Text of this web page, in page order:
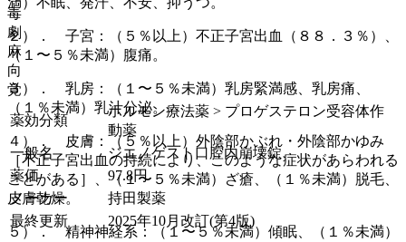
２）． 子宮：（５％以上）不正子宮出血（８８．３％）、
（１〜５％未満）腹痛。
３）． 乳房：（１〜５％未満）乳房緊満感、乳房痛、
（１％未満）乳汁分泌。
４）． 皮膚：（５％以上）外陰部かぶれ・外陰部かゆみ
［不正子宮出血の持続により、このような症状があらわれる
ことがある］、（１〜５％未満）ざ瘡、（１％未満）脱毛、
皮膚乾燥。
５）． 精神神経系：（１〜５％未満）傾眠、（１％未満）
毒
劇
麻
向
覚
薬効分類
ホルモン療法薬 > プロゲステロン受容体作
動薬
一般名
ジエノゲスト口腔内崩壊錠
薬価
97.8円
メーカー
持田製薬
最終更新
2025年10月改訂(第4版)